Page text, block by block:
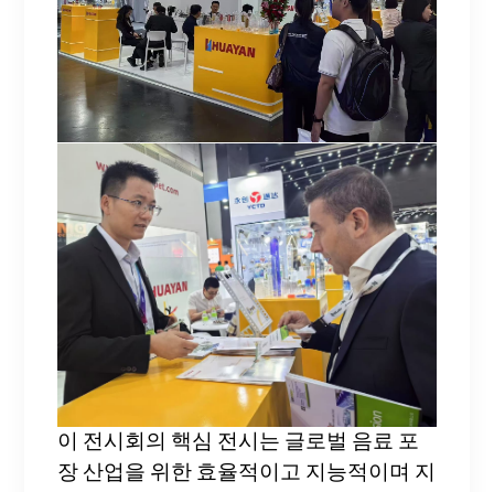
이 전시회의 핵심 전시는 글로벌 음료 포
장 산업을 위한 효율적이고 지능적이며 지